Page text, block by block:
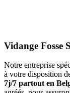
Vidange Fosse
Notre entreprise
à votre disposition
7j/7 partout en